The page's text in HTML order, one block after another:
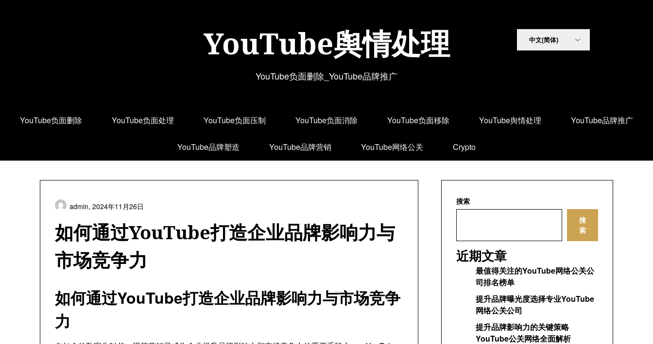
YouTube舆情处理
YouTube负面删除_YouTube品牌推广
YouTube负面删除 YouTube负面处理 YouTube负面压制 YouTube负面消除 YouTube负面移除 YouTube舆情处理 YouTube品牌推广
YouTube品牌塑造 YouTube品牌营销 YouTube网络公关 Crypto
如何通过YouTube打造企业品牌影响力与
市场竞争力
admin, 2024年11月26日
如何通过YouTube打造企业品牌影响力与市场竞争
力
搜索
搜
索
近期文章
最值得关注的YouTube网络公关公
司排名榜单
提升品牌曝光度选择专业YouTube
网络公关公司
提升品牌影响力的关键策略
YouTube公关网络全面解析